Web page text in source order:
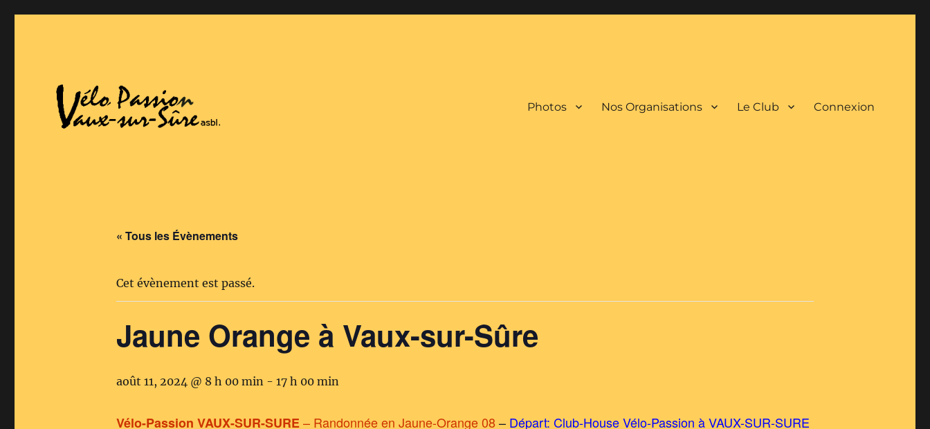
Photos Nos Organisations Le Club Connexion
« Tous les Évènements
Cet évènement est passé.
Jaune Orange à Vaux-sur-Sûre
août 11, 2024 @ 8 h 00 min - 17 h 00 min
Vélo-Passion VAUX-SUR-SURE– Randonnée en Jaune-Orange 08– Départ: Club-House Vélo-Passion à VAUX-SUR-SURE